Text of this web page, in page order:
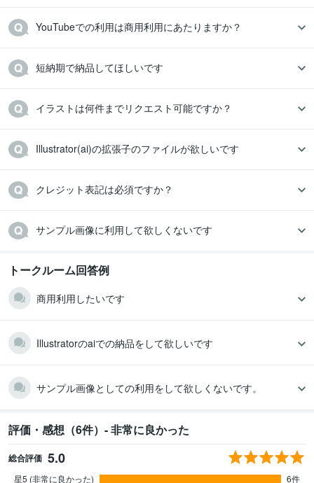
YouTubeでの利用は商用利用にあたりますか？
短納期で納品してほしいです
イラストは何件までリクエスト可能ですか？
Illustrator(ai)の拡張子のファイルが欲しいです
クレジット表記は必須ですか？
サンプル画像に利用して欲しくないです
トークルーム回答例
商用利用したいです
Illustratorのaiでの納品をして欲しいです
サンプル画像としての利用をして欲しくないです。
評価・感想（6件）- 非常に良かった
総合評価 5.0
星5 (非常に良かった) 6件